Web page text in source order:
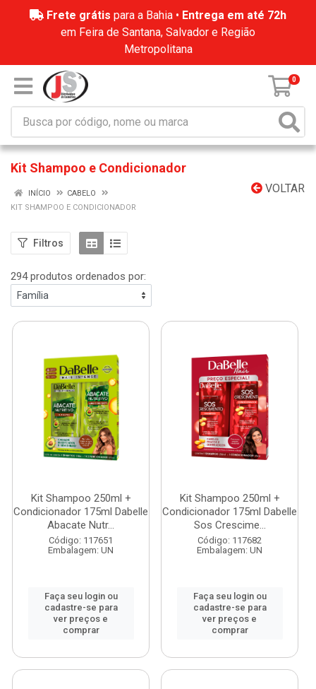
Frete grátis para a Bahia • Entrega em até 72h
em Feira de Santana, Salvador e Região
Metropolitana
0
Kit Shampoo e Condicionador
VOLTAR
INÍCIO
CABELO
KIT SHAMPOO E CONDICIONADOR
Filtros
294 produtos ordenados por:
Kit Shampoo 250ml +
Condicionador 175ml Dabelle
Abacate Nutr...
Código: 117651
Embalagem: UN
Faça seu login ou
cadastre-se para
ver preços e
comprar
Kit Shampoo 250ml +
Condicionador 175ml Dabelle
Sos Crescime...
Código: 117682
Embalagem: UN
Faça seu login ou
cadastre-se para
ver preços e
comprar